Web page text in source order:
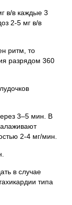
в/в каждые 3
2-5 мг в/в
ритм, то
разрядом 360
3–5 мин. В
2-4 мг/мин.
в случае
типа